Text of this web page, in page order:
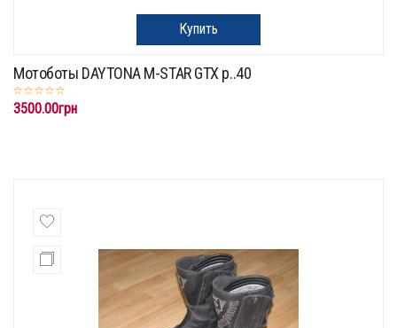
Купить
Мотоботы DAYTONA M-STAR GTX р..40
3500.00грн